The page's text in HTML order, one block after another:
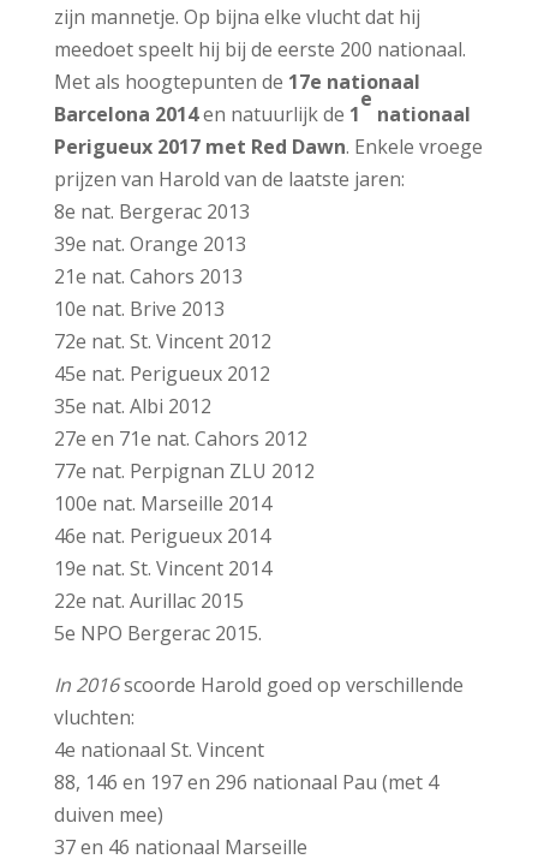
zijn mannetje. Op bijna elke vlucht dat hij
meedoet speelt hij bij de eerste 200 nationaal.
Met als hoogtepunten de 17e nationaal
Barcelona 2014en natuurlijk de 1
e
nationaal
Perigueux 2017 met Red Dawn. Enkele vroege
prijzen van Harold van de laatste jaren:
8e nat. Bergerac 2013
39e nat. Orange 2013
21e nat. Cahors 2013
10e nat. Brive 2013
72e nat. St. Vincent 2012
45e nat. Perigueux 2012
35e nat. Albi 2012
27e en 71e nat. Cahors 2012
77e nat. Perpignan ZLU 2012
100e nat. Marseille 2014
46e nat. Perigueux 2014
19e nat. St. Vincent 2014
22e nat. Aurillac 2015
5e NPO Bergerac 2015.
In 2016scoorde Harold goed op verschillende
vluchten:
4e nationaal St. Vincent
88, 146 en 197 en 296 nationaal Pau (met 4
duiven mee)
37 en 46 nationaal Marseille